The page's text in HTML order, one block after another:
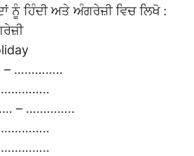
ਨੂੰ ਹਿੰਦੀ ਅਤੇ ਅੰਗਰੇਜ਼ੀ ਵਿਚ ਲਿਖੋ :
– …………..
…………..
– …………..
…………..
…………..